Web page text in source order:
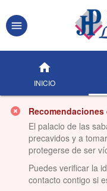
INICIO
El palacio de las
precavidos y a
protegerse de ser
Puedes verificar la
contacto contigo si